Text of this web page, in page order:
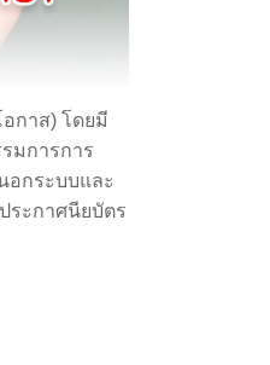
กาส) โดยมี
มการการ
อกระบบและ
ระกาศนียบัตร